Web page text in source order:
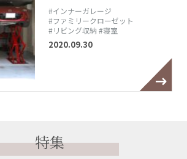
#インナーガレージ
#ファミリークローゼット
#リビング収納 #寝室
2020.09.30
特集